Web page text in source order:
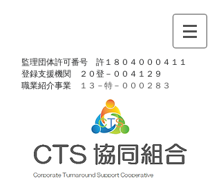
​監理団体許可番号 許１８０４０００４１１
​登録支援機関 ２０登－００４１２９
​職業紹介事業
１３－特－ ０００２８３